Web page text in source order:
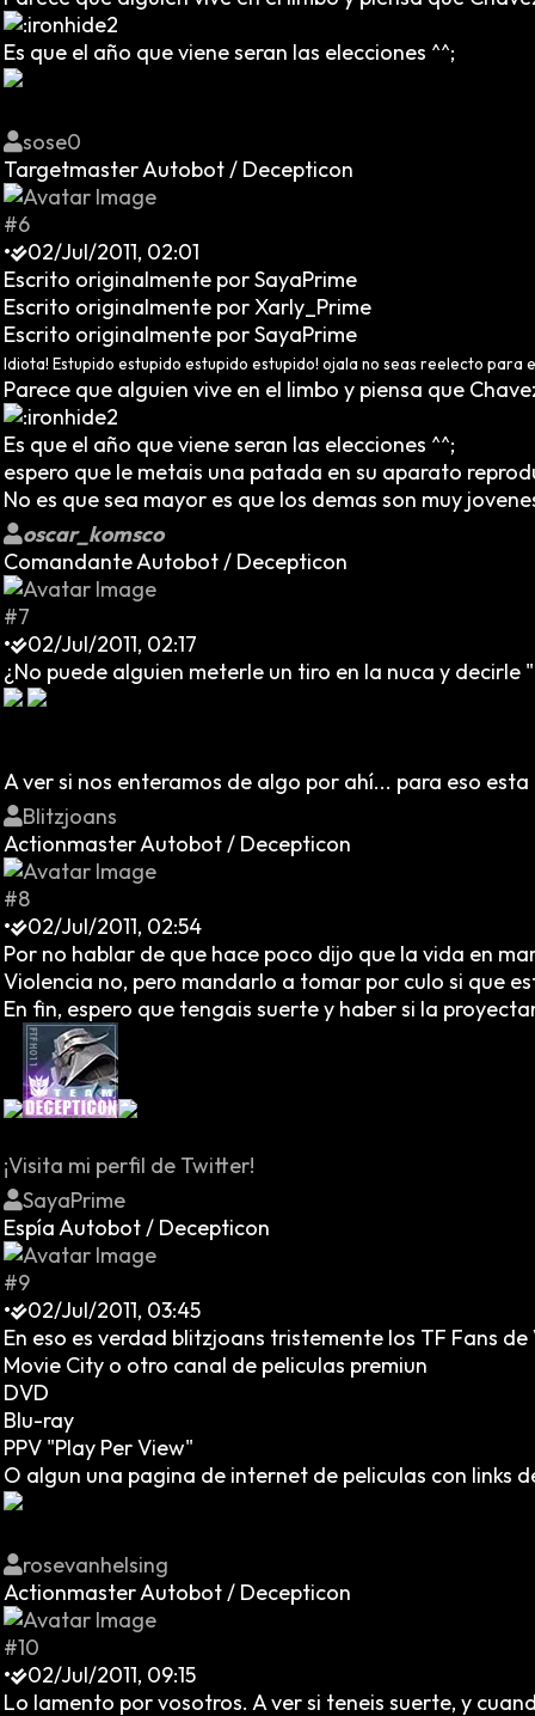
Es que el año que viene seran las elecciones ^^;
sose0
Targetmaster Autobot / Decepticon
#6
•
02/Jul/2011, 02:01
Escrito originalmente por SayaPrime
Escrito originalmente por Xarly_Prime
Escrito originalmente por SayaPrime
Idiota! Estupido estupido estupido estupido! ojala no seas reelecto para
Parece que alguien vive en el limbo y piensa que
Es que el año que viene seran las elecciones ^^;
espero que le metais una patada en su aparato
No es que sea mayor es que los demas son muy
oscar_komsco
Comandante Autobot / Decepticon
#7
•
02/Jul/2011, 02:17
¿No puede alguien meterle un tiro en la nuca y decirle
A ver si nos enteramos de algo por ahí... para eso
Blitzjoans
Actionmaster Autobot / Decepticon
#8
•
02/Jul/2011, 02:54
Por no hablar de que hace poco dijo que la vida en
Violencia no, pero mandarlo a tomar por culo si que
En fin, espero que tengais suerte y haber si la
¡Visita mi perfil de Twitter!
SayaPrime
Espía Autobot / Decepticon
#9
•
02/Jul/2011, 03:45
En eso es verdad blitzjoans tristemente los TF Fans
Movie City o otro canal de peliculas premiun
DVD
Blu-ray
PPV "Play Per View"
O algun una pagina de internet de peliculas con links
rosevanhelsing
Actionmaster Autobot / Decepticon
#10
•
02/Jul/2011, 09:15
Lo lamento por vosotros. A ver si teneis suerte, y